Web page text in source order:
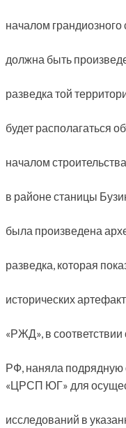
началом грандиозного
должна быть
разведка той
будет располагаться
началом
в районе станицы
была произведена
разведка, которая
исторических
«РЖД», в соответствии
РФ, наняла
«ЦРСП ЮГ» для
исследований в